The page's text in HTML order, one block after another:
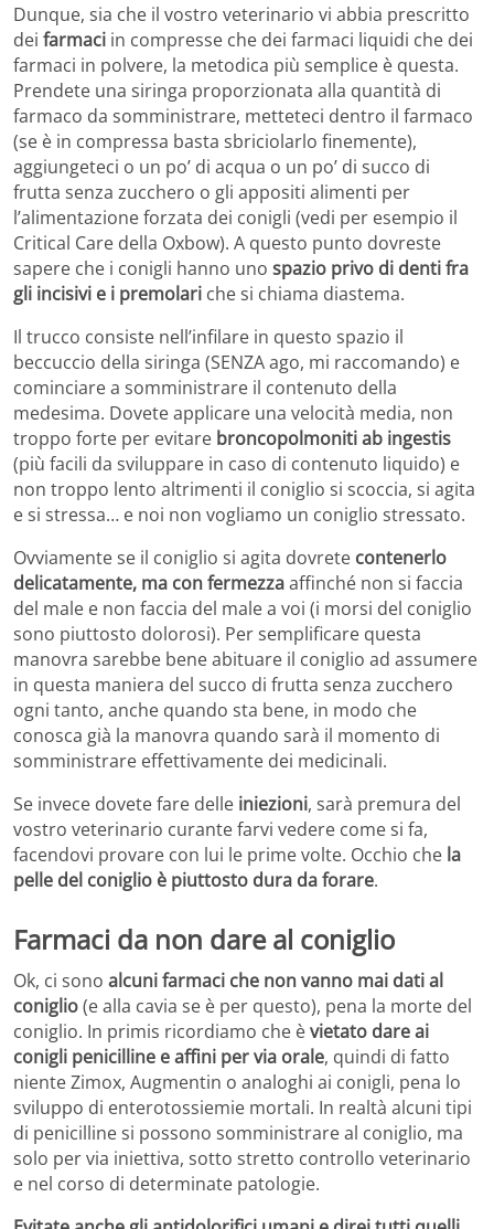
Dunque, sia che il vostro veterinario vi abbia prescritto
dei farmaci in compresse che dei farmaci liquidi che dei
farmaci in polvere, la metodica più semplice è questa.
Prendete una siringa proporzionata alla quantità di
farmaco da somministrare, metteteci dentro il farmaco
(se è in compressa basta sbriciolarlo finemente),
aggiungeteci o un po’ di acqua o un po’ di succo di
frutta senza zucchero o gli appositi alimenti per
l’alimentazione forzata dei conigli (vedi per esempio il
Critical Care della Oxbow). A questo punto dovreste
sapere che i conigli hanno uno spazio privo di denti fra
gli incisivi e i premolari che si chiama diastema.
Il trucco consiste nell’infilare in questo spazio il
beccuccio della siringa (SENZA ago, mi raccomando) e
cominciare a somministrare il contenuto della
medesima. Dovete applicare una velocità media, non
troppo forte per evitare broncopolmoniti ab ingestis
(più facili da sviluppare in caso di contenuto liquido) e
non troppo lento altrimenti il coniglio si scoccia, si agita
e si stressa… e noi non vogliamo un coniglio stressato.
Ovviamente se il coniglio si agita dovrete contenerlo
delicatamente, ma con fermezzaaffinché non si faccia
del male e non faccia del male a voi (i morsi del coniglio
sono piuttosto dolorosi). Per semplificare questa
manovra sarebbe bene abituare il coniglio ad assumere
in questa maniera del succo di frutta senza zucchero
ogni tanto, anche quando sta bene, in modo che
conosca già la manovra quando sarà il momento di
somministrare effettivamente dei medicinali.
Se invece dovete fare delle iniezioni, sarà premura del
vostro veterinario curante farvi vedere come si fa,
facendovi provare con lui le prime volte. Occhio che la
pelle del coniglio è piuttosto dura da forare.
Farmaci da non dare al coniglio
Ok, ci sono alcuni farmaci che non vanno mai dati al
coniglio(e alla cavia se è per questo), pena la morte del
coniglio. In primis ricordiamo che èvietato dare ai
conigli penicilline e affini per via orale, quindi di fatto
niente Zimox, Augmentin o analoghi ai conigli, pena lo
sviluppo di enterotossiemie mortali. In realtà alcuni tipi
di penicilline si possono somministrare al coniglio, ma
solo per via iniettiva, sotto stretto controllo veterinario
e nel corso di determinate patologie.